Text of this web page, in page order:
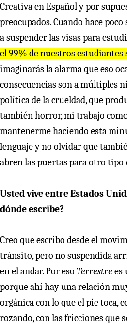
Creativa en Español y por
preocupados. Cuando hace
a suspender las visas para
el 99% de nuestros estudiantes
imaginarás la alarma que eso
consecuencias son a múltiples
política de la crueldad, que
también horror, mi trabajo
mantenerme haciendo esta
lenguaje y no olvidar que
abren las puertas para otro tipo
Usted vive entre Estados
dónde escribe?
Creo que escribo desde el
tránsito, pero no suspendida
en el andar. Por eso Terrestrees
porque ahí hay una relación
orgánica con lo que el pie toca,
rozando, con las fricciones que